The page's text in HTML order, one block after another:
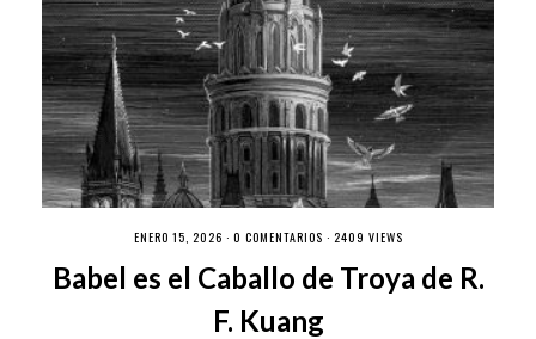
ENERO 15, 2026 · 0 COMENTARIOS · 2409 VIEWS
Babel es el Caballo de Troya de R.
F. Kuang